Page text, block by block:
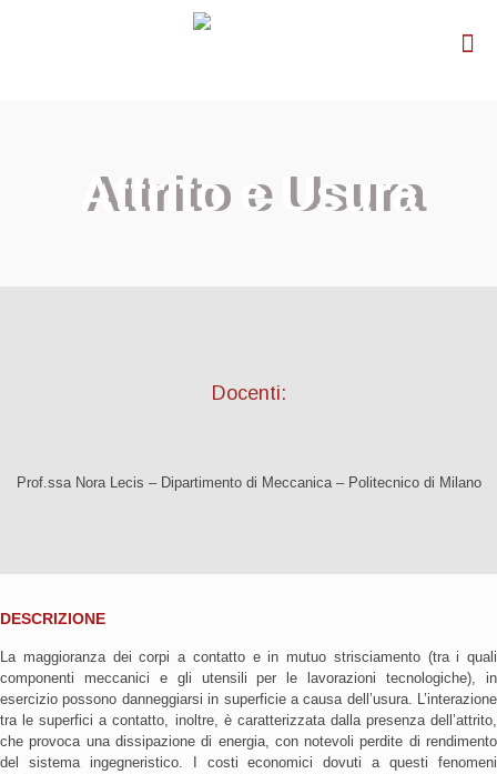
Attrito e Usura
Docenti:
Prof.ssa Nora Lecis – Dipartimento di Meccanica – Politecnico di Milano
DESCRIZIONE
La maggioranza dei corpi a contatto e in mutuo strisciamento (tra i quali
componenti meccanici e gli utensili per le lavorazioni tecnologiche), in
esercizio possono danneggiarsi in superficie a causa dell’usura. L’interazione
tra le superfici a contatto, inoltre, è caratterizzata dalla presenza dell’attrito,
che provoca una dissipazione di energia, con notevoli perdite di rendimento
del sistema ingegneristico. I costi economici dovuti a questi fenomeni